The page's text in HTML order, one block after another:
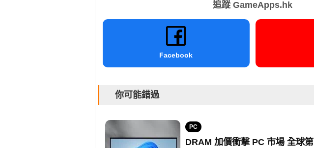
追蹤 GameApps.hk
Facebook
你可能錯過
PC
DRAM 加價衝擊 PC 市場 全球